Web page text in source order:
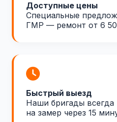
Доступные цены
Специальные
ГМР — ремонт от 6
Быстрый выезд
Наши бригады
на замер через 15